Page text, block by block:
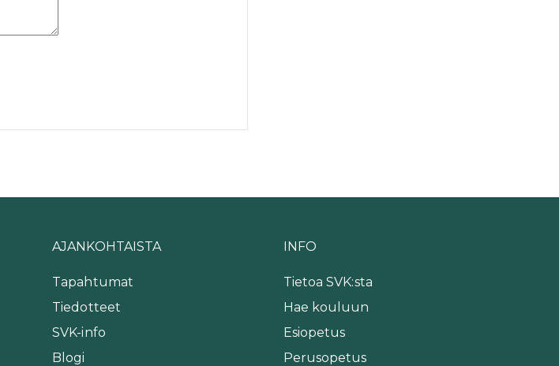
AJANKOHTAISTA
Tapahtumat
Tiedotteet
SVK-info
Blogi
INFO
Tietoa SVK:sta
Hae kouluun
Esiopetus
Perusopetus